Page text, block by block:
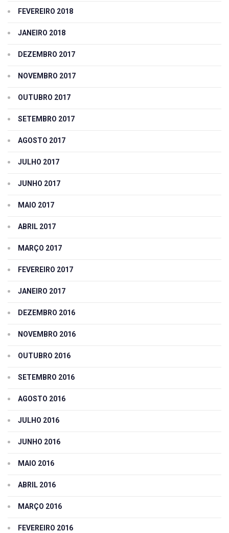
FEVEREIRO 2018
JANEIRO 2018
DEZEMBRO 2017
NOVEMBRO 2017
OUTUBRO 2017
SETEMBRO 2017
AGOSTO 2017
JULHO 2017
JUNHO 2017
MAIO 2017
ABRIL 2017
MARÇO 2017
FEVEREIRO 2017
JANEIRO 2017
DEZEMBRO 2016
NOVEMBRO 2016
OUTUBRO 2016
SETEMBRO 2016
AGOSTO 2016
JULHO 2016
JUNHO 2016
MAIO 2016
ABRIL 2016
MARÇO 2016
FEVEREIRO 2016